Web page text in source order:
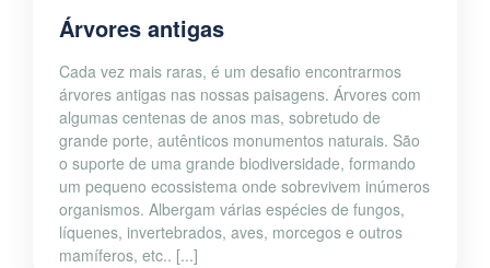
Árvores antigas
Cada vez mais raras, é um desafio encontrarmos
árvores antigas nas nossas paisagens. Árvores com
algumas centenas de anos mas, sobretudo de
grande porte, autênticos monumentos naturais. São
o suporte de uma grande biodiversidade, formando
um pequeno ecossistema onde sobrevivem inúmeros
organismos. Albergam várias espécies de fungos,
líquenes, invertebrados, aves, morcegos e outros
mamíferos, etc.. [...]